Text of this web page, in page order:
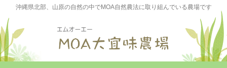
沖縄県北部、山原の自然の中でMOA自然農法に取り組んでいる農場です